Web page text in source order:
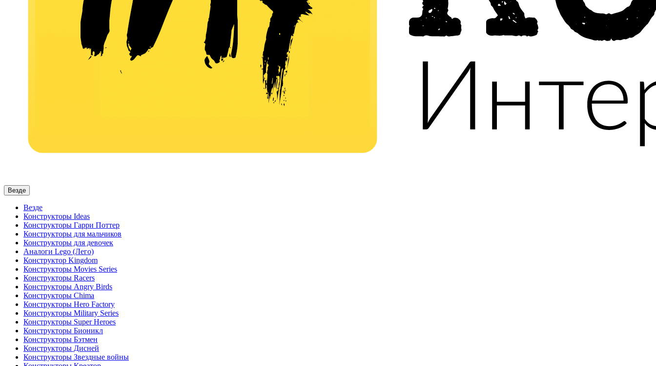
Везде
Везде
Конструкторы Ideas
Конструкторы Гарри Поттер
Конструкторы для мальчиков
Конструкторы для девочек
Аналоги Lego (Лего)
Конструктор Kingdom
Конструкторы Movies Series
Конструкторы Racers
Конструкторы Angry Birds
Конструкторы Chima
Конструкторы Hero Factory
Конструкторы Military Series
Конструкторы Super Heroes
Конструкторы Бионикл
Конструкторы Бэтмен
Конструкторы Дисней
Конструкторы Звездные войны